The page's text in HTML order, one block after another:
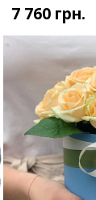
7 760 грн.